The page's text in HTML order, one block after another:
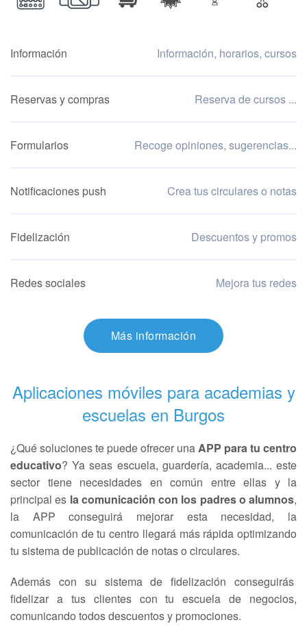
Información Información, horarios, cursos
Reservas y compras Reserva de cursos ...
Formularios Recoge opiniones, sugerencias...
Notificaciones push Crea tus circulares o notas
Fidelización Descuentos y promos
Redes sociales Mejora tus redes
Más información
Aplicaciones móviles para academias y
escuelas en Burgos
¿Qué soluciones te puede ofrecer unaAPP para tu centro
educativo? Ya seas escuela, guardería, academia... este
sector tiene necesidades en común entre ellas y la
principal es la comunicación con los padres o alumnos,
la APP conseguirá mejorar esta necesidad, la
comunicación de tu centro llegará más rápida optimizando
tu sistema de publicación de notas o circulares.
Además con su sistema de fidelización conseguirás
fidelizar a tus clientes con tu escuela de negocios,
comunicando todos descuentos y promociones.